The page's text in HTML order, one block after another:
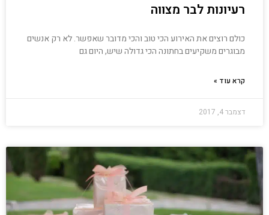
רעיונות לבר מצווה
כולם רוצים את האירוע הכי טוב והכי מדובר שאפשר. לא רק אנשים
מבוגרים משקיעים בחתונה הכי גדולה שיש, היום גם
קרא עוד »
דצמבר 4, 2017